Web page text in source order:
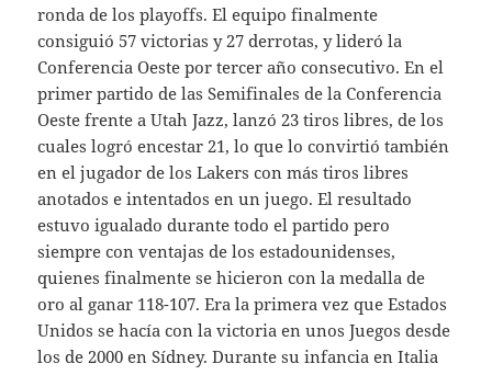
ronda de los playoffs. El equipo finalmente
consiguió 57 victorias y 27 derrotas, y lideró la
Conferencia Oeste por tercer año consecutivo. En el
primer partido de las Semifinales de la Conferencia
Oeste frente a Utah Jazz, lanzó 23 tiros libres, de los
cuales logró encestar 21, lo que lo convirtió también
en el jugador de los Lakers con más tiros libres
anotados e intentados en un juego. El resultado
estuvo igualado durante todo el partido pero
siempre con ventajas de los estadounidenses,
quienes finalmente se hicieron con la medalla de
oro al ganar 118-107. Era la primera vez que Estados
Unidos se hacía con la victoria en unos Juegos desde
los de 2000 en Sídney. Durante su infancia en Italia